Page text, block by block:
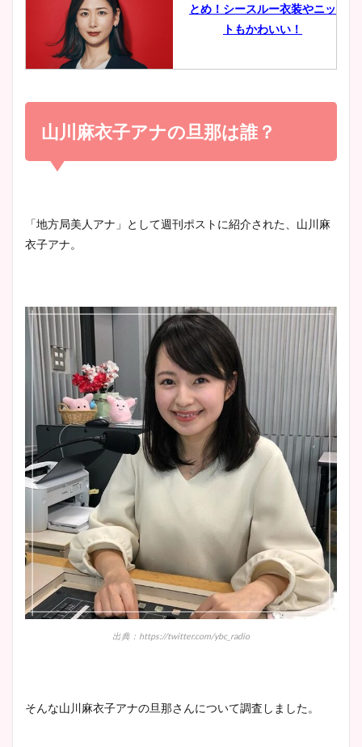
豊島実季アナのカップ画像ま
とめ！美脚や水着姿に年齢も
宇賀神メグアナのニット画像
とめ！シースルー衣装やニッ
トもかわいい！
小室瑛莉子のカップ画像まと
め！足が美脚でニット衣装も
かわいい！
清水麻椰アナのかわいい画
大家彩香アナのかわいいカッ
プ画像まとめ！同期や実家に
wikiプロフも！
安藤萌々アナのカップ画像や
ニット衣装まとめ！美足の筋
肉も凄い！
鈴木唯の太ってた時の体重が
ヤバすぎww原因や痩せたダ
イエット方は？昔と現在を画
像比較！
調査！
山川麻衣子アナの旦那は誰？
「地方局美人アナ」として週刊ポストに紹介された、山川麻
衣子アナ。
出典：https://twitter.com/ybc_radio
そんな山川麻衣子アナの旦那さんについて調査しました。